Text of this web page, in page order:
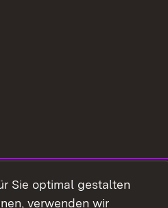
Sie optimal gestalten
verwenden wir